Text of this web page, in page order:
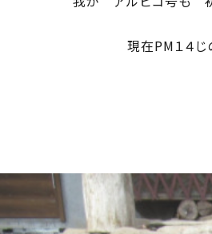
現在PM１４じの